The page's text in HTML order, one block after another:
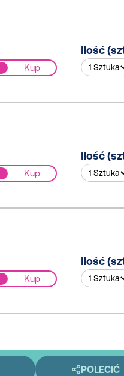
Kup
Ilość
Kup
Ilość
Kup
Ilość
POLECIĆ